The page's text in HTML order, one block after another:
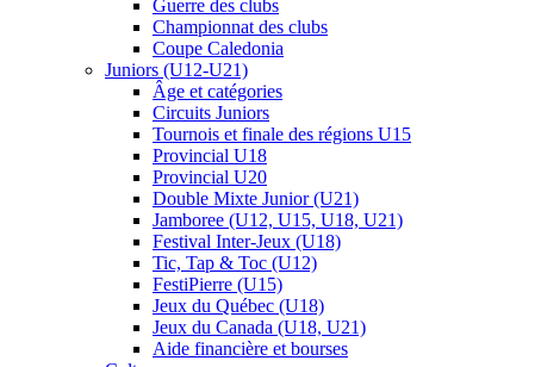
Guerre des clubs
Championnat des clubs
Coupe Caledonia
Juniors (U12-U21)
Âge et catégories
Circuits Juniors
Tournois et finale des régions U15
Provincial U18
Provincial U20
Double Mixte Junior (U21)
Jamboree (U12, U15, U18, U21)
Festival Inter-Jeux (U18)
Tic, Tap & Toc (U12)
FestiPierre (U15)
Jeux du Québec (U18)
Jeux du Canada (U18, U21)
Aide financière et bourses